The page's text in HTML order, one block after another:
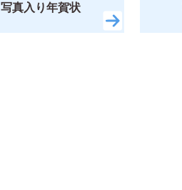
写真入り年賀状